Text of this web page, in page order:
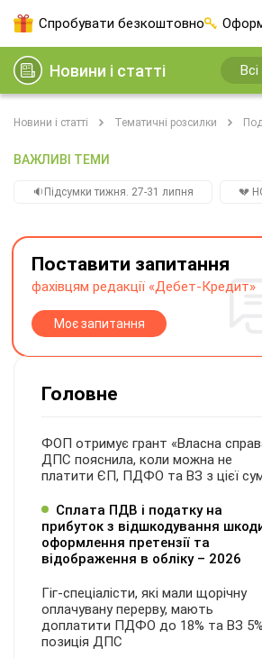
Спробувати безкоштовно
Новини і статті
Новини і статті Тематичні розсилки
ВАЖЛИВІ ТЕМИ
🔉Підсумки тижня. 27-31 липня 💔
Поставити запитання
фахівцям редакції «Дебет-Кредит»
Моє запитання
Головне
ФОП отримує грант «Власна
ДПС пояснила, коли можна не
платити ЄП, ПДФО та ВЗ з цієї
Сплата ПДВ і податку на
прибуток з відшкодування
оформлення претензії та
відображення в обліку – 2026
Гіг-спеціалісти, які мали щорічну
оплачувану перерву, мають
доплатити ПДФО до 18% та ВЗ
позиція ДПС